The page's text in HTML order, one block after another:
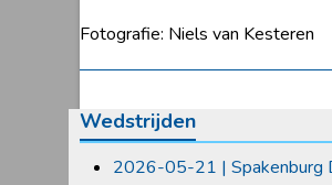
Fotografie: Niels van Kesteren
Wedstrijden
2026-05-21 | Spakenburg